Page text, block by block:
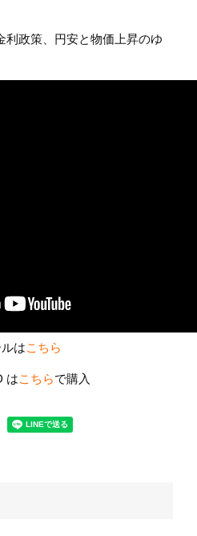
利政策、円安と物価上昇のゆ
はこちら
はこちらで購入